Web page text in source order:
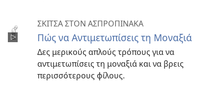
ΣΚΙΤΣΑ ΣΤΟΝ ΑΣΠΡΟΠΙΝΑΚΑ
Πώς να Αντιμετωπίσεις τη Μοναξιά
Δες μερικούς απλούς τρόπους για να
αντιμετωπίσεις τη μοναξιά και να βρεις
περισσότερους φίλους.